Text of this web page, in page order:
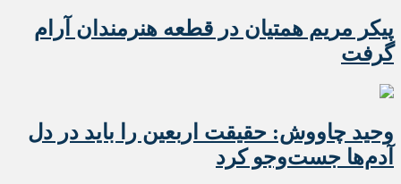
پیکر مریم همتیان در قطعه هنرمندان آرام
گرفت
وحید چاووش: حقیقت اربعین را باید در دل
آدم‌ها جست‌وجو کرد